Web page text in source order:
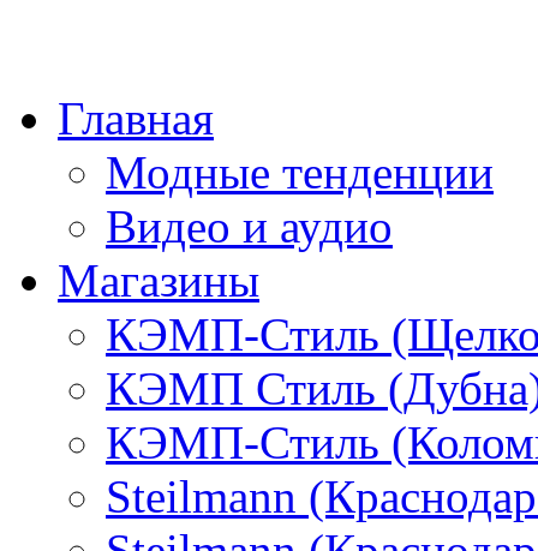
Главная
Модные тенденции
Видео и аудио
Магазины
КЭМП-Стиль
КЭМП Стиль
КЭМП-Стиль
Steilmann